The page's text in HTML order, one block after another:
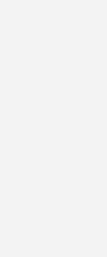
der gerade
Tag mit
Auch bei der
same Senat der
April 1993 –
mit
eine Frist
handelt es
um keine ICD-
oder
ausscheidet. …
dies Prof. Dr. M.